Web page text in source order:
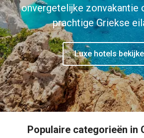
onvergetelijke zonvakantie
prachtige Griekse
Luxe hotels
Populaire categorieën in